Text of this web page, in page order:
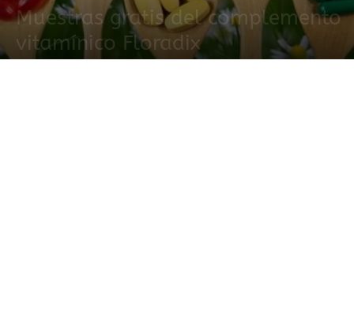
Muestras gratis del complemento
vitamínico Floradix